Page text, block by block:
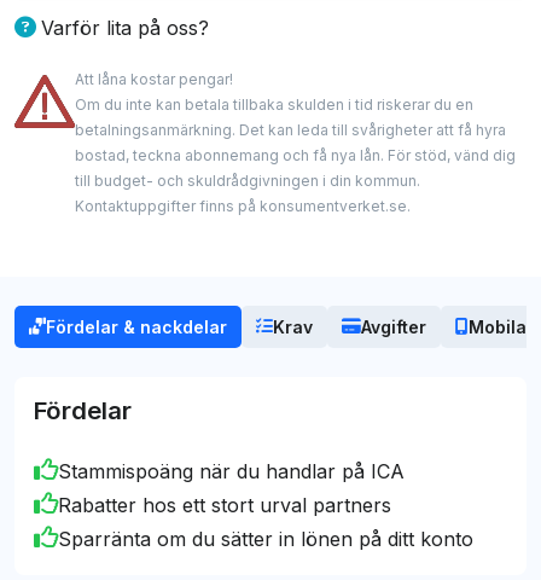
Det råder inga tvivel om att ICA Banken Plus är ett
ICA. Med bonusar, rabatter, traditionella
banktjänster och en bra kundtjänst är detta ett
kreditkort som passar bra i vardagen.
Om du däremot inte brukar handla på ICA så är
begränsning så sjunker vårt betyg på kortet något.
[email protected]
Varför lita på oss?
Våra experter har lång erfarenhet inom finans med
spetskunskap om kreditkort. De delar med sig av
oberoende och ärliga analyser och granskningar.
Vi samarbetar med några av kreditgivarna som
innehåll. Vårt mål är – och har alltid varit – att
kreditkortsvalet för dig.
Att låna kostar pengar!
Om du inte kan betala tillbaka skulden i tid riskerar du en
betalningsanmärkning. Det kan leda till svårigheter att få hyra
bostad, teckna abonnemang och få nya lån. För stöd, vänd dig
till budget- och skuldrådgivningen i din kommun.
Kontaktuppgifter finns på konsumentverket.se.
Fördelar & nackdelar Krav Avgifter Mobila
Fördelar
Stammispoäng när du handlar på ICA
Rabatter hos ett stort urval partners
Sparränta om du sätter in lönen på ditt konto